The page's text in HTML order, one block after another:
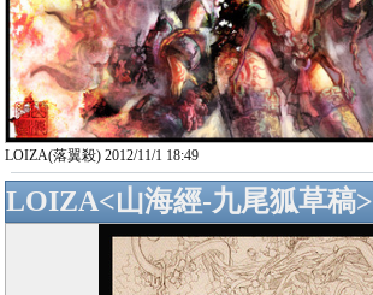
LOIZA(落翼殺) 2012/11/1 18:49
LOIZA<山海經-九尾狐草稿>